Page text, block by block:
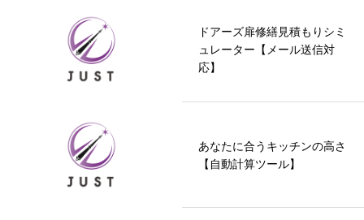
ドアーズ扉修繕見積もりシミ
ュレーター【メール送信対
応】
あなたに合うキッチンの高さ
【自動計算ツール】